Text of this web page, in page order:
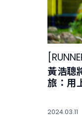
黃浩聰
旅：用
2024.03.11